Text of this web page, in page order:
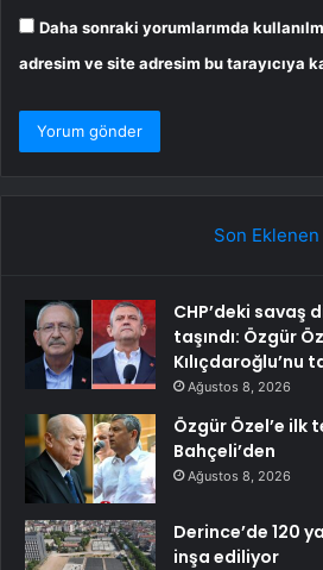
Daha sonraki yorumlarımda
adresim ve site adresim bu tarayıcıya
Son Eklenen
CHP’deki
taşındı: Özgür
Kılıçdaroğlu’nu
Ağustos 8, 2026
Özgür Özel’e ilk
Bahçeli’den
Ağustos 8, 2026
Derince’de 120
inşa ediliyor